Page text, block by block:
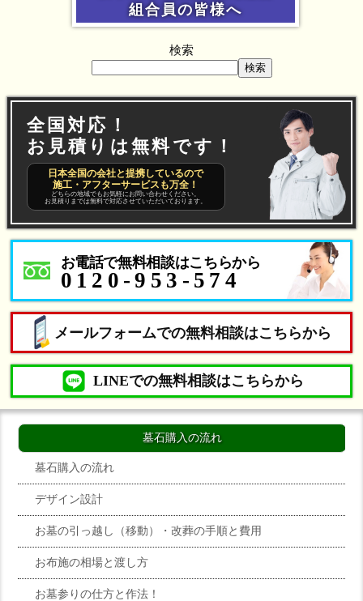
組合員の皆様へ
検索
検索
全国対応！
お見積りは無料です！
日本全国の会社と提携しているので
施工・アフターサービスも万全！
どちらの地域でもお気軽にお問い合わせください。
お見積りまでは無料で対応させていただいております。
お電話で無料相談はこちらから
0120-953-574
メールフォームでの無料相談はこちらから
LINEでの無料相談はこちらから
墓石購入の流れ
墓石購入の流れ
デザイン設計
お墓の引っ越し（移動）・改葬の手順と費用
お布施の相場と渡し方
お墓参りの仕方と作法！